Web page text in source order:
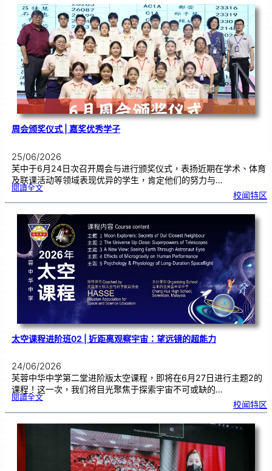
台
演
出
！
马
日
印
台
在
芙
中
大
舞
台
以
鼓
交
流
周会颁奖仪式 | 嘉奖优秀学子
25/06/2026
芙中于6月24日次召开周会与进行颁奖仪式，表扬近期在学术、体育
及联课活动等领域表现优异的学生，肯定他们的努力与…
閱讀全文:周
奖
式
|嘉
奖
优
秀
学
子
校闻特区
太空课程进阶班02 | 近距离观察宇宙：望远镜的超能力
24/06/2026
芙蓉中华中学第二堂进阶版太空课程，即将在6月27日进行主题2的
课程！这一次，我们将目光聚焦于探索宇宙不可或缺的…
閱讀全文:太
程
阶
班
校闻特区